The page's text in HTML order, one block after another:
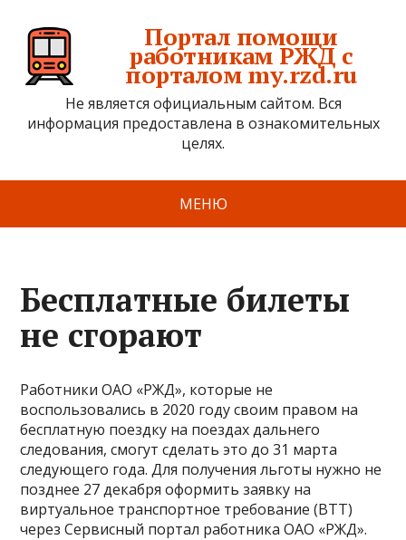
Портал помощи
работникам РЖД с
порталом my.rzd.ru
Не является официальным сайтом. Вся
информация предоставлена в ознакомительных
целях.
МЕНЮ
Бесплатные билеты
не сгорают
Работники ОАО «РЖД», которые не
воспользовались в 2020 году своим правом на
бесплатную поездку на поездах дальнего
следования, смогут сделать это до 31 марта
следующего года. Для получения льготы нужно не
позднее 27 декабря оформить заявку на
виртуальное транспортное требование (ВТТ)
через Сервисный портал работника ОАО «РЖД».